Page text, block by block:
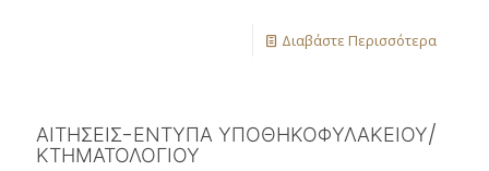
Διαβάστε Περισσότερα
ΑΙΤΗΣΕΙΣ-ΕΝΤΥΠΑ ΥΠΟΘΗΚΟΦΥΛΑΚΕΙΟΥ/
ΚΤΗΜΑΤΟΛΟΓΙΟΥ